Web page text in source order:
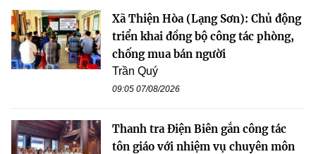
Xã Thiện Hòa (Lạng Sơn): Chủ động
triển khai đồng bộ công tác phòng,
chống mua bán người
Trần Quý
09:05 07/08/2026
Thanh tra Điện Biên gắn công tác
tôn giáo với nhiệm vụ chuyên môn